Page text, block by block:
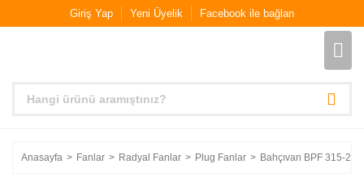
Giriş Yap Yeni Üyelik Facebook ile bağlan
Anasayfa Fanlar Radyal Fanlar Plug Fanlar Bahçıvan BPF 315-2M